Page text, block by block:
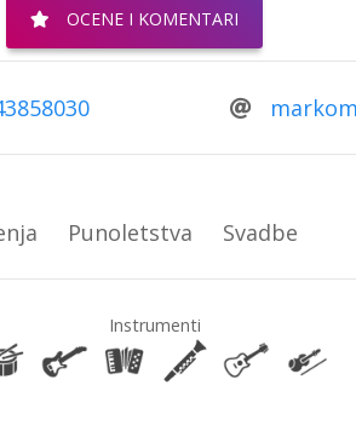
OCENE I KOMENTARI
Punoletstva Svadbe
Instrumenti